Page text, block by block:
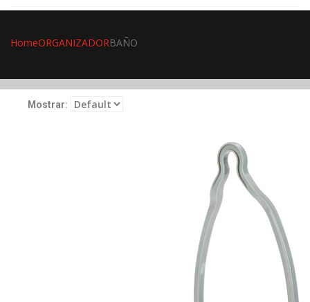
HomeORGANIZADORBAÑO
Mostrar: